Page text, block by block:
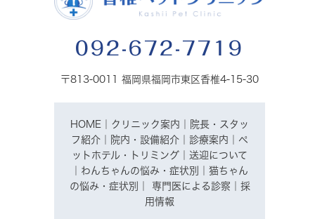
092-672-7719
〒813-0011 福岡県福岡市東区香椎4-15-30
HOME クリニック案内
院長・スタッ
フ紹介
院内・設備紹介 診療案内
ペ
ットホテル・トリミング
送迎について
わんちゃんの悩み・症状別
猫ちゃん
の悩み・症状別
専門医による診察
採
用情報